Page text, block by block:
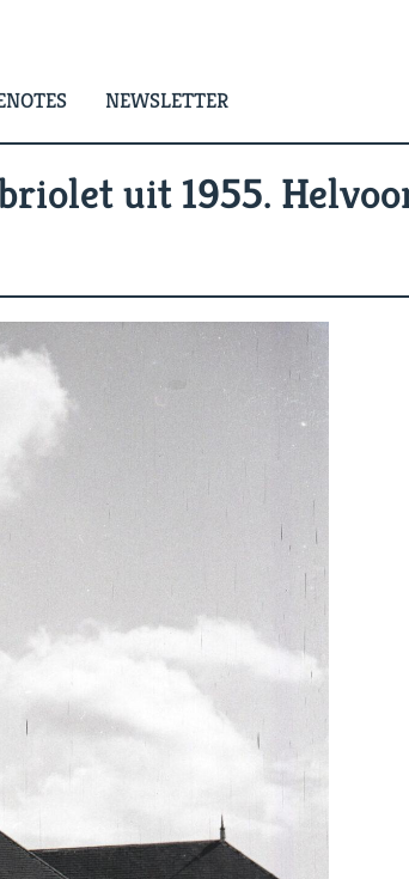
NEWSLETTER
uit 1955.